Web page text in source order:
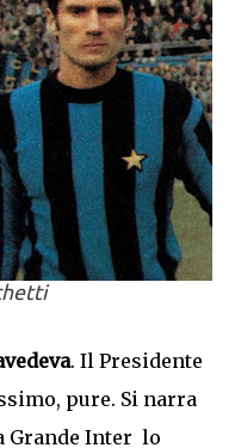
. Il Presidente
pure. Si narra
Grande Inter lo